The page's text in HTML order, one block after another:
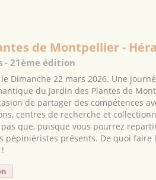
de Montpellier -
- 21ème édition
Dimanche 22 mars 2026. Une
du Jardin des Plantes de
de partager des compétences
centres de recherche et
que, puisque vous pourrez
présents. De quoi faire